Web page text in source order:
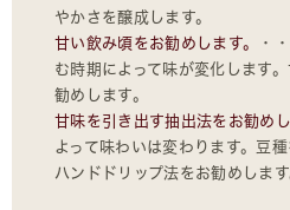
やかさを醸成します。
甘い飲み頃をお勧めします。
・
む時期によって味が変化します
勧めします。
甘味を引き出す抽出法をお勧めし
よって味わいは変わります。豆
ハンドドリップ法をお勧めします